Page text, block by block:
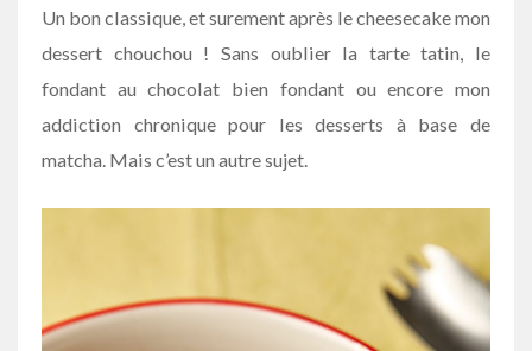
Un bon classique, et surement après le cheesecake mon
dessert chouchou ! Sans oublier la tarte tatin, le
fondant au chocolat bien fondant ou encore mon
addiction chronique pour les desserts à base de
matcha. Mais c’est un autre sujet.